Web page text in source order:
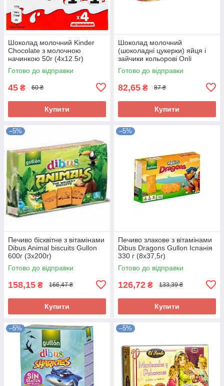
Шоколад молочний Kinder
Chocolate з молочною
начинкою 50г (4х12.5г)
Німеччина
Готово до відправки
45 ₴ 60 ₴
Купити
Шоколад молочний
(шоколадні цукерки) яйця і
зайчики кольорові Onli
Австрія 84г
Готово до відправки
82,65 ₴ 87 ₴
Купити
–5%
Печиво бісквітне з вітамінами
Dibus Animal biscuits Gullon
600г (3х200г)
Готово до відправки
158,15 ₴ 166,47 ₴
Купити
–5%
Печиво злакове з вітамінами
Dibus Dragons Gullon Іспанія
330 г (8х37,5г)
Готово до відправки
126,72 ₴ 133,39 ₴
Купити
–5% –5%